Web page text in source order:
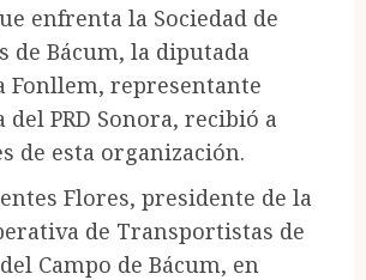
enfrenta la Sociedad de
de Bácum, la diputada
Fonllem, representante
PRD Sonora, recibió a
de esta organización.
Flores, presidente de la
de Transportistas de
Campo de Bácum, en